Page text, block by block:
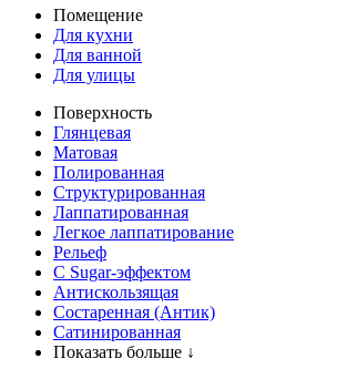
Помещение
Для кухни
Для ванной
Для улицы
Поверхность
Глянцевая
Матовая
Полированная
Структурированная
Лаппатированная
Легкое лаппатирование
Рельеф
С Sugar-эффектом
Антискользящая
Состаренная (Антик)
Сатинированная
Показать больше ↓